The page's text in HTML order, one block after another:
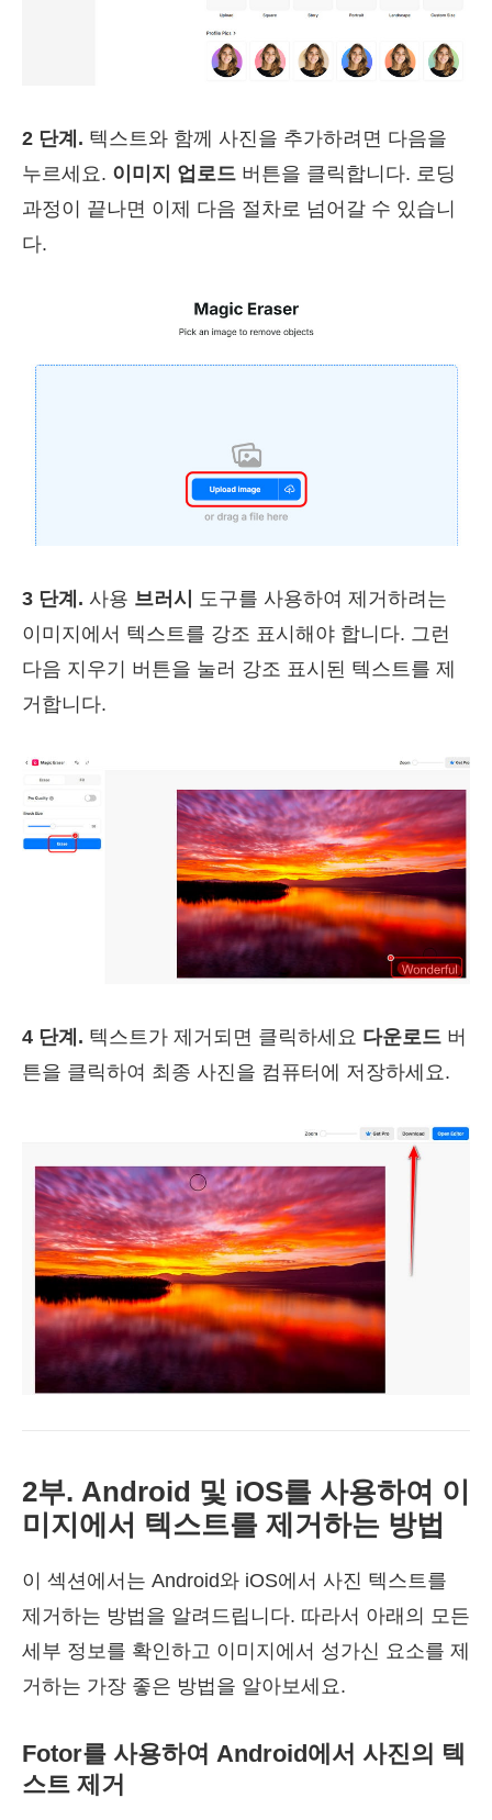
2 단계. 텍스트와 함께 사진을 추가하려면 다음을
누르세요. 이미지 업로드 버튼을 클릭합니다. 로딩
과정이 끝나면 이제 다음 절차로 넘어갈 수 있습니
다.
3 단계. 사용 브러시 도구를 사용하여 제거하려는
이미지에서 텍스트를 강조 표시해야 합니다. 그런
다음 지우기 버튼을 눌러 강조 표시된 텍스트를 제
거합니다.
4 단계. 텍스트가 제거되면 클릭하세요 다운로드 버
튼을 클릭하여 최종 사진을 컴퓨터에 저장하세요.
2부. Android 및 iOS를 사용하여 이
미지에서 텍스트를 제거하는 방법
이 섹션에서는 Android와 iOS에서 사진 텍스트를
제거하는 방법을 알려드립니다. 따라서 아래의 모든
세부 정보를 확인하고 이미지에서 성가신 요소를 제
거하는 가장 좋은 방법을 알아보세요.
Fotor를 사용하여 Android에서 사진의 텍
스트 제거